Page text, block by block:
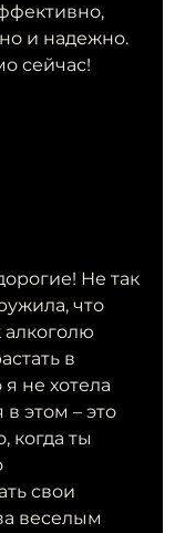
и надежно.
сейчас!
Не так
что
в
не хотела
в этом – это
когда ты
свои
веселым